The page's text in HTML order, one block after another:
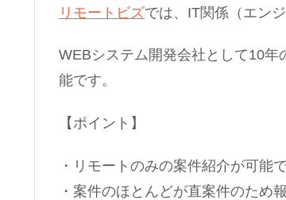
リモートビズでは、IT関係（エン
WEBシステム開発会社として10
能です。
【ポイント】
・リモートのみの案件紹介が可能
・案件のほとんどが直案件のため